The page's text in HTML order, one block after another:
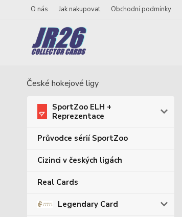
O nás Jak nakupovat Obchodní podmínky
České hokejové ligy
SportZoo ELH +
Reprezentace
Průvodce sérií SportZoo
Cizinci v českých ligách
Real Cards
Legendary Card